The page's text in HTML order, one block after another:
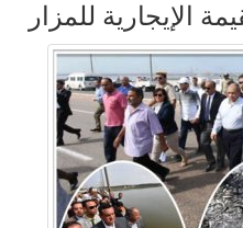
الإيجارية للمزار